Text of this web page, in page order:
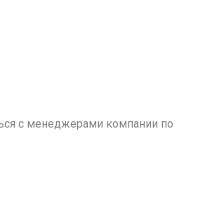
с менеджерами компании по